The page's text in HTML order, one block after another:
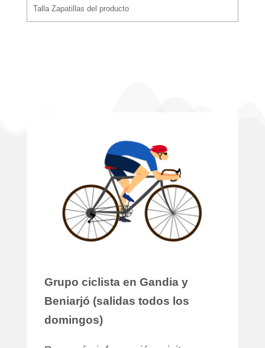
Grupo ciclista en Gandia y
Beniarjó (salidas todos los
domingos)